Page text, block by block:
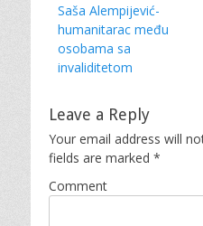
navigation
Previous
post:
Saša Alempijević-
humanitarac među
osobama sa
invaliditetom
Leave a Reply
Your email address will
fields are marked *
Comment